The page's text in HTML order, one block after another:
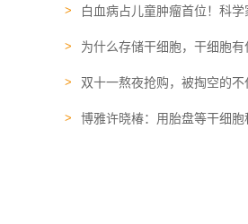
白血病占儿童肿瘤首位！科
为什么存储干细胞，干细胞有
双十一熬夜抢购，被掏空的
博雅许晓椿：用胎盘等干细